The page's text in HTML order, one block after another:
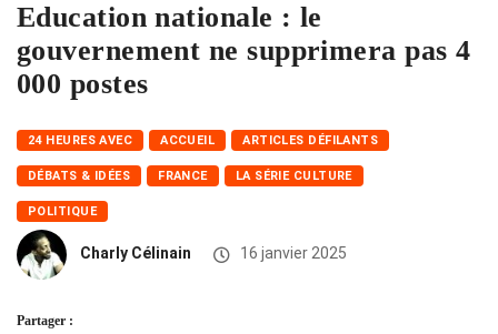
Education nationale : le
gouvernement ne supprimera pas 4
000 postes
24 HEURES AVEC ACCUEIL ARTICLES DÉFILANTS
DÉBATS & IDÉES FRANCE LA SÉRIE CULTURE
POLITIQUE
Charly Célinain 16 janvier 2025
Partager :